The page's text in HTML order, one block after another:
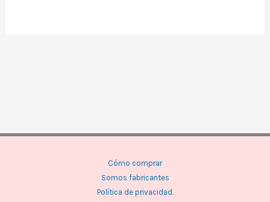
Cómo comprar
Somos fabricantes
Política de privacidad.